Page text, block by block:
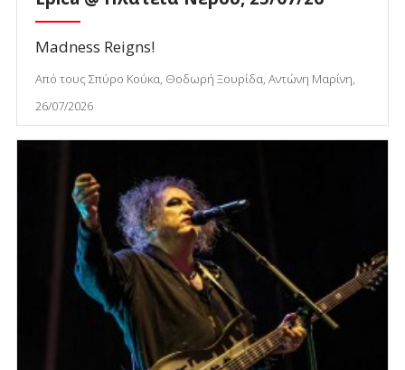
Madness Reigns!
Από τους Σπύρο Κούκα, Θοδωρή Ξουρίδα, Αντώνη Μαρίνη,
26/07/2026